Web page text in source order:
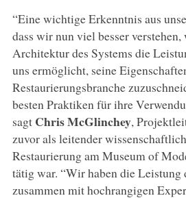
“Eine wichtige Erkenntnis aus
dass wir nun viel besser
Architektur des Systems die
uns ermöglicht, seine
Restaurierungsbranche
besten Praktiken für ihre
sagtChris McGlinchey,
zuvor als leitender
Restaurierung am Museum of
tätig war. “Wir haben die
zusammen mit hochrangigen